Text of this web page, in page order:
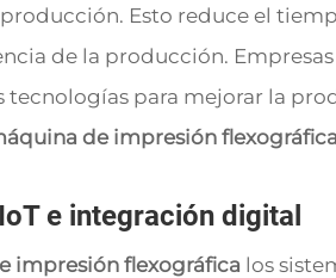
Esto reduce el
de la producción.
tecnologías para mejorar la
de impresión flexográfica
e integración digital
impresión flexográfica los